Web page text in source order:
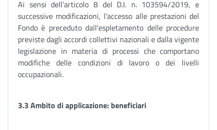
Ai sensi dell’articolo 8 del D.I. n. 103594/2019, e
successive modificazioni, l'accesso alle prestazioni del
Fondo è preceduto dall'espletamento delle procedure
previste dagli accordi collettivi nazionali e dalla vigente
legislazione in materia di processi che comportano
modifiche delle condizioni di lavoro o dei livelli
occupazionali.
3.3 Ambito di applicazione: beneficiari